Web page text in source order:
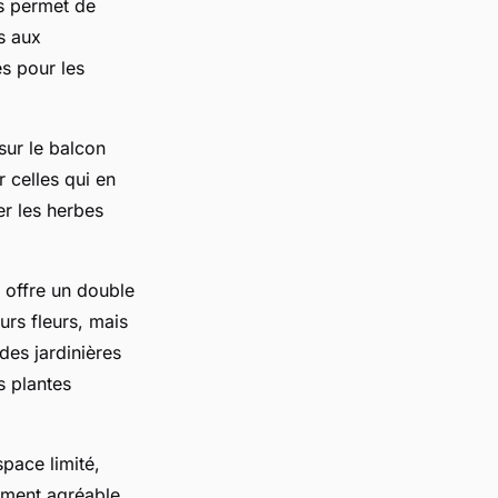
permet de
aux
pour les
le balcon
celles qui en
les herbes
un double
fleurs, mais
jardinières
plantes
limité,